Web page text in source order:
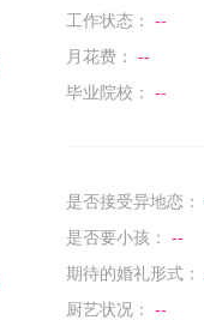
工作状态：
--
月花费：
--
毕业院校：
--
是否接受异地恋：
是否要小孩：
--
期待的婚礼形式：
厨艺状况：
--